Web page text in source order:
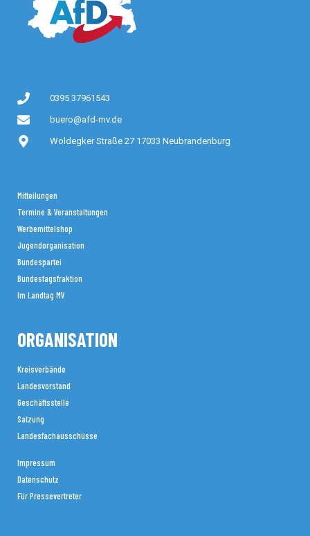
0395 37961543
buero@afd-mv.de
Woldegker Straße 27 17033 Neubrandenburg
Mitteilungen
Termine & Veranstaltungen
Werbemittelshop
Jugendorganisation
Bundespartei
Bundestagsfraktion
Im Landtag MV
ORGANISATION
Kreisverbände
Landesvorstand
Geschäftsstelle
Satzung
Landesfachausschüsse
Impressum
Datenschutz
Für Pressevertreter